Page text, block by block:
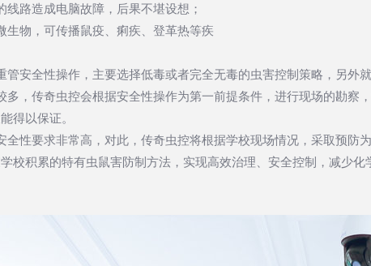
路造成电脑故障，后果不堪设想；
生物，可传播鼠疫、痢疾、登革热等疾
安全性操作，主要选择低毒或者完全无毒的虫害控制策略，另外
，传奇虫控会根据安全性操作为第一前提条件，进行现场的勘察
得以保证。
性要求非常高，对此，传奇虫控将根据学校现场情况，采取预防
校积累的特有虫鼠害防制方法，实现高效治理、安全控制，减少